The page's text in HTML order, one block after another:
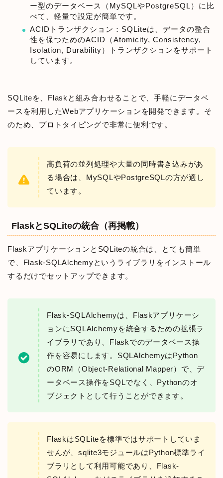
ー型のデータベース（MySQLやPostgreSQL）に比
べて、軽量で設定が簡単です。
ACIDトランザクション：SQLiteは、データの整合
性を保つためのACID（Atomicity, Consistency,
Isolation, Durability）トランザクションをサポート
しています。
SQLiteを、Flaskと組み合わせることで、手軽にデータベ
ースを利用したWebアプリケーションを開発できます。そ
のため、プロトタイピングで非常に便利です。
高負荷の並列処理や大量の同時書き込みがあ
る場合は、MySQLやPostgreSQLの方が適し
ています。
FlaskとSQLiteの統合（再掲載）
FlaskアプリケーションとSQLiteの統合は、とても簡単
で、Flask-SQLAlchemyというライブラリをインストール
するだけでセットアップできます。
Flask-SQLAlchemyは、Flaskアプリケーシ
ョンにSQLAlchemyを統合するための拡張ラ
イブラリであり、Flaskでのデータベース操
作を容易にします。SQLAlchemyはPython
のORM（Object-Relational Mapper）で、デ
ータベース操作をSQLでなく、Pythonのオ
ブジェクトとして行うことができます。
FlaskはSQLiteを標準ではサポートしていま
せんが、sqlite3モジュールはPython標準ライ
ブラリとして利用可能であり、Flask-